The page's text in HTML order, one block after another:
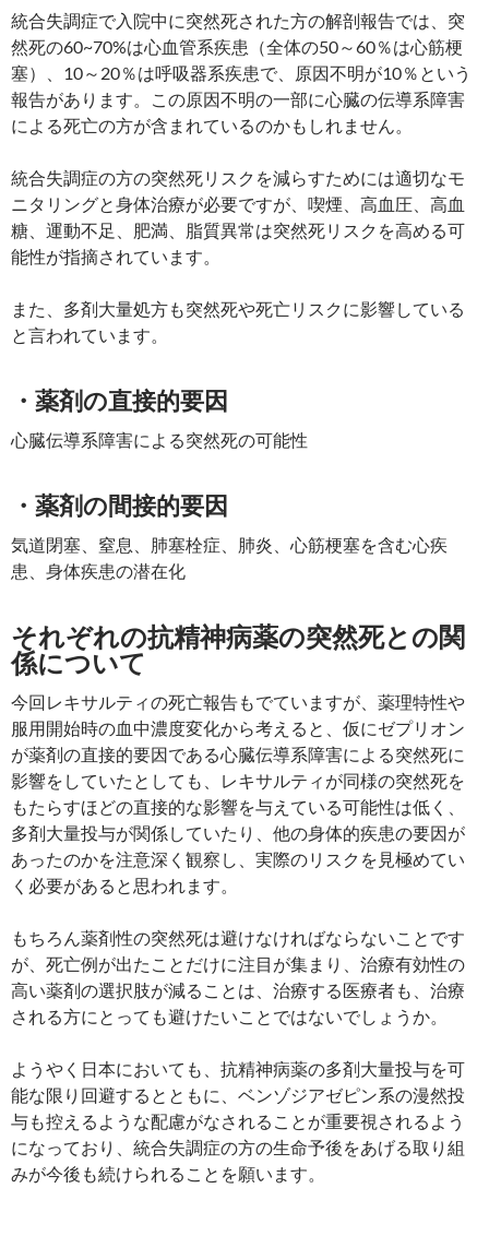
統合失調症で入院中に突然死された方の解剖報告では、突
然死の60~70%は心血管系疾患（全体の50～60％は心筋梗
塞）、10～20％は呼吸器系疾患で、原因不明が10％という
報告があります。この原因不明の一部に心臓の伝導系障害
による死亡の方が含まれているのかもしれません。
統合失調症の方の突然死リスクを減らすためには適切なモ
ニタリングと身体治療が必要ですが、喫煙、高血圧、高血
糖、運動不足、肥満、脂質異常は突然死リスクを高める可
能性が指摘されています。
また、多剤大量処方も突然死や死亡リスクに影響している
と言われています。
・薬剤の直接的要因
心臓伝導系障害による突然死の可能性
・薬剤の間接的要因
気道閉塞、窒息、肺塞栓症、肺炎、心筋梗塞を含む心疾
患、身体疾患の潜在化
それぞれの抗精神病薬の突然死との関
係について
今回レキサルティの死亡報告もでていますが、薬理特性や
服用開始時の血中濃度変化から考えると、仮にゼプリオン
が薬剤の直接的要因である心臓伝導系障害による突然死に
影響をしていたとしても、レキサルティが同様の突然死を
もたらすほどの直接的な影響を与えている可能性は低く、
多剤大量投与が関係していたり、他の身体的疾患の要因が
あったのかを注意深く観察し、実際のリスクを見極めてい
く必要があると思われます。
もちろん薬剤性の突然死は避けなければならないことです
が、死亡例が出たことだけに注目が集まり、治療有効性の
高い薬剤の選択肢が減ることは、治療する医療者も、治療
される方にとっても避けたいことではないでしょうか。
ようやく日本においても、抗精神病薬の多剤大量投与を可
能な限り回避するとともに、ベンゾジアゼピン系の漫然投
与も控えるような配慮がなされることが重要視されるよう
になっており、統合失調症の方の生命予後をあげる取り組
みが今後も続けられることを願います。